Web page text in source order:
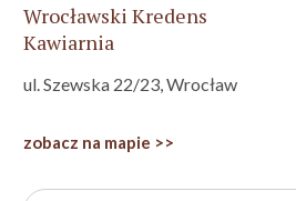
Wrocławski Kredens
Kawiarnia
ul. Szewska 22/23, Wrocław
zobacz na mapie >>